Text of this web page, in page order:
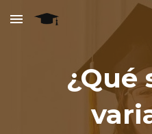
Skip to main content
¿Qué